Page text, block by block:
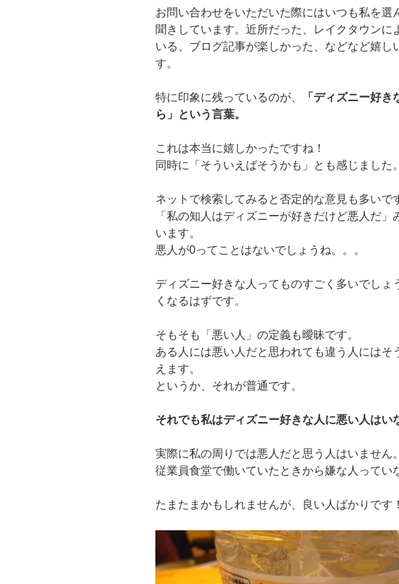
お問い合わせをいただいた際にはいつも私を選
聞きしています。近所だった、レイクタウンに
いる、ブログ記事が楽しかった、などなど嬉し
す。
特に印象に残っているのが、
「ディズニー好
ら」という言葉。
これは本当に嬉しかったですね！
同時に「そういえばそうかも」とも感じました。
ネットで検索してみると否定的な意見も多いで
「私の知人はディズニーが好きだけど悪人だ」
います。
悪人が0ってことはないでしょうね。。。
ディズニー好きな人ってものすごく多いでしょ
くなるはずです。
そもそも「悪い人」の定義も曖昧です。
ある人には悪い人だと思われても違う人にはそ
えます。
というか、それが普通です。
それでも私はディズニー好きな人に悪い人はい
実際に私の周りでは悪人だと思う人はいません。
従業員食堂で働いていたときから嫌な人ってい
たまたまかもしれませんが、良い人ばかりです！